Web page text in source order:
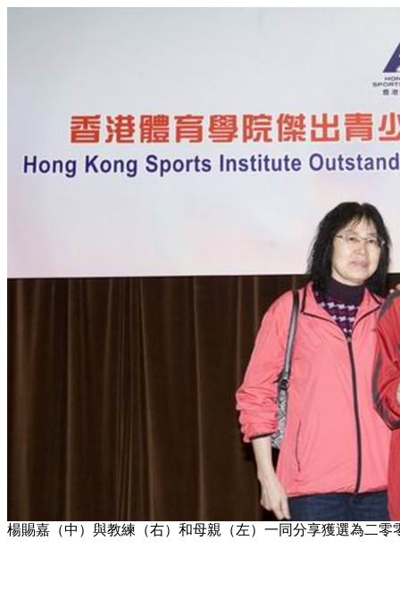
楊賜嘉（中）與教練（右）和母親（左）一同分享獲選為二